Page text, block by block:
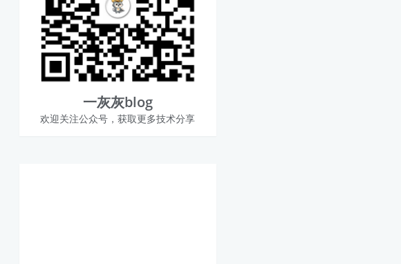
一灰灰blog
欢迎关注公众号，获取更多技术分享